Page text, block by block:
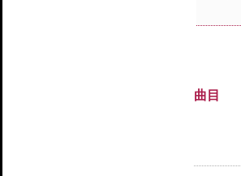
曲目